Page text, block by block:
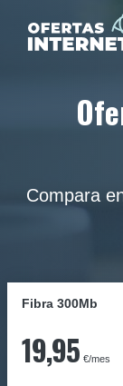
Compara
Fibra 300Mb
19,95 €/mes